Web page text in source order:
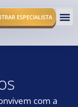
ESPECIALISTA
com a